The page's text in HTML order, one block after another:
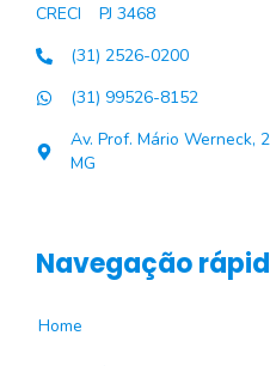
CRECI
PJ 3468
(31) 2526-0200
(31) 99526-8152
Av. Prof. Mário Werneck,
MG
Navegação
Home